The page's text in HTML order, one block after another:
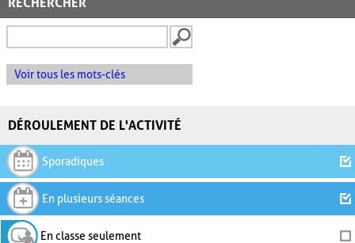
Voir tous les mots-clés
DÉROULEMENT DE L'ACTIVITÉ
Sporadiques
En plusieurs séances
En classe seulement